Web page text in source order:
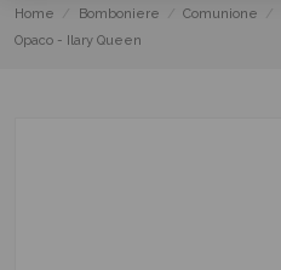
Home Bomboniere Comunione
Opaco - Ilary Queen